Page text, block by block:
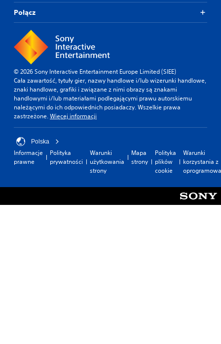
Połącz
© 2026 Sony Interactive Entertainment Europe Limited (SIEE)
Cała zawartość, tytuły gier, nazwy handlowe i/lub wizerunki handlowe,
znaki handlowe, grafiki i związane z nimi obrazy są znakami
handlowymi i/lub materiałami podlegającymi prawu autorskiemu
należącymi do ich odpowiednich posiadaczy. Wszelkie prawa
zastrzeżone.Więcej informacji
Polska
Informacje
prawne
Polityka
prywatności
Warunki
użytkowania
strony
Mapa
strony
Polityka
plików
cookie
Warunki
korzystania z